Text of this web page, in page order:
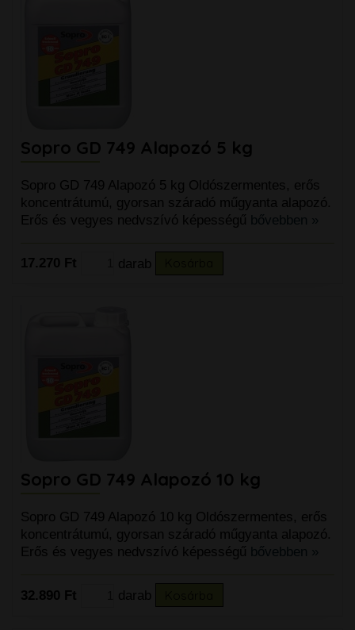
Sopro GD 749 Alapozó 5 kg
Sopro GD 749 Alapozó 5 kg Oldószermentes, erős
koncentrátumú, gyorsan száradó műgyanta alapozó.
Erős és vegyes nedvszívó képességű bővebben »
17.270 Ft darab
Sopro GD 749 Alapozó 10 kg
Sopro GD 749 Alapozó 10 kg Oldószermentes, erős
koncentrátumú, gyorsan száradó műgyanta alapozó.
Erős és vegyes nedvszívó képességű bővebben »
32.890 Ft darab